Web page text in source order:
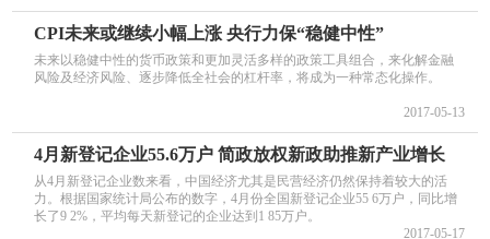
CPI未来或继续小幅上涨 央行力保“稳健中性”
未来以稳健中性的货币政策和更加灵活多样的政策工具组合，来化解金融
风险及经济风险、逐步降低全社会的杠杆率，将成为一种常态化操作。
2017-05-13
4月新登记企业55.6万户 简政放权新政助推新产业增长
从4月新登记企业数来看，中国经济尤其是民营经济仍然保持着较大的活
力。根据国家统计局公布的数字，4月份全国新登记企业55 6万户，同比增
长了9 2%，平均每天新登记的企业达到1 85万户。
2017-05-17